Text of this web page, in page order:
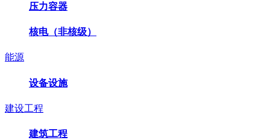
压力容器
核电（非核级）
能源
设备设施
建设工程
建筑工程